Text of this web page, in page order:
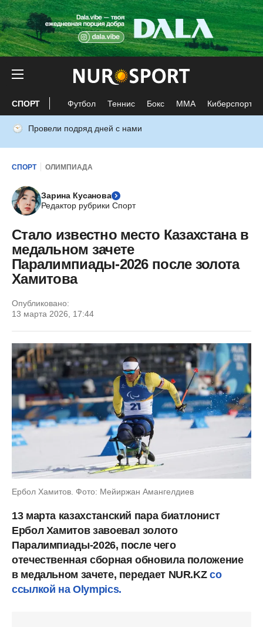
СПОРТ Футбол Теннис Бокс ММА Киберспорт
Провели подряд дней с нами
СПОРТ ОЛИМПИАДА
Зарина Кусанова
Редактор рубрики Спорт
Стало известно место Казахстана в
медальном зачете
Паралимпиады-2026 после золота
Хамитова
Опубликовано:
13 марта 2026, 17:44
Ербол Хамитов. Фото: Мейиржан Амангелдиев
13 марта казахстанский пара биатлонист
Ербол Хамитов завоевал золото
Паралимпиады-2026, после чего
отечественная сборная обновила положение
в медальном зачете, передает NUR.KZсо
ссылкой на Olympics.